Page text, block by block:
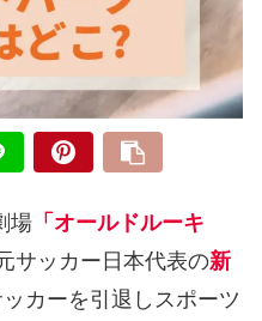
場 「オールドルーキ
サッカー日本代表の新
ッカーを引退しスポーツ